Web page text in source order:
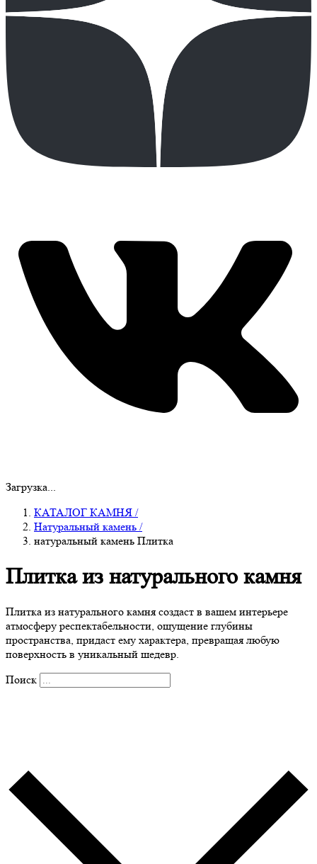
Загрузка...
КАТАЛОГ КАМНЯ /
Натуральный камень /
натуральный камень Плитка
Плитка из натурального камня
Плитка из натурального камня создаст в вашем интерьере
атмосферу респектабельности, ощущение глубины
пространства, придаст ему характера, превращая любую
поверхность в уникальный шедевр.
Поиск